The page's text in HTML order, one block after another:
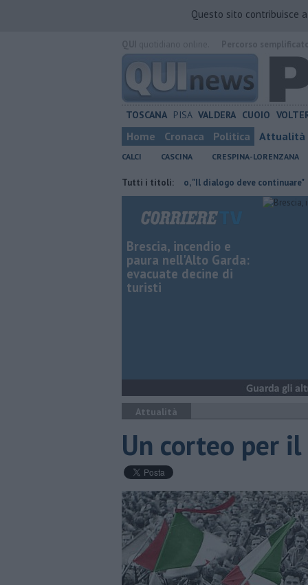
Questo sito contribuisce
TOSCANA PISA VALDERA CUOIO
Home Cronaca Politica Attualità
CALCI CASCINA CRESPINA-LORENZANA
Tutti i titoli:
Takeda, Pasqualino, "Il dialogo deve continuare"
Brescia, incendio e
paura nell'Alto Garda:
evacuate decine di
turisti
Attualità
Un corteo per